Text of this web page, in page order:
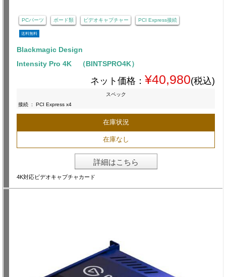
PCパーツ ボード類 ビデオキャプチャー PCI Express接続
送料無料
Blackmagic Design
Intensity Pro 4K （BINTSPRO4K）
ネット価格： ¥40,980(税込)
スペック
接続 : PCI Express x4
在庫状況
在庫なし
詳細はこちら
4K対応ビデオキャプチャカード